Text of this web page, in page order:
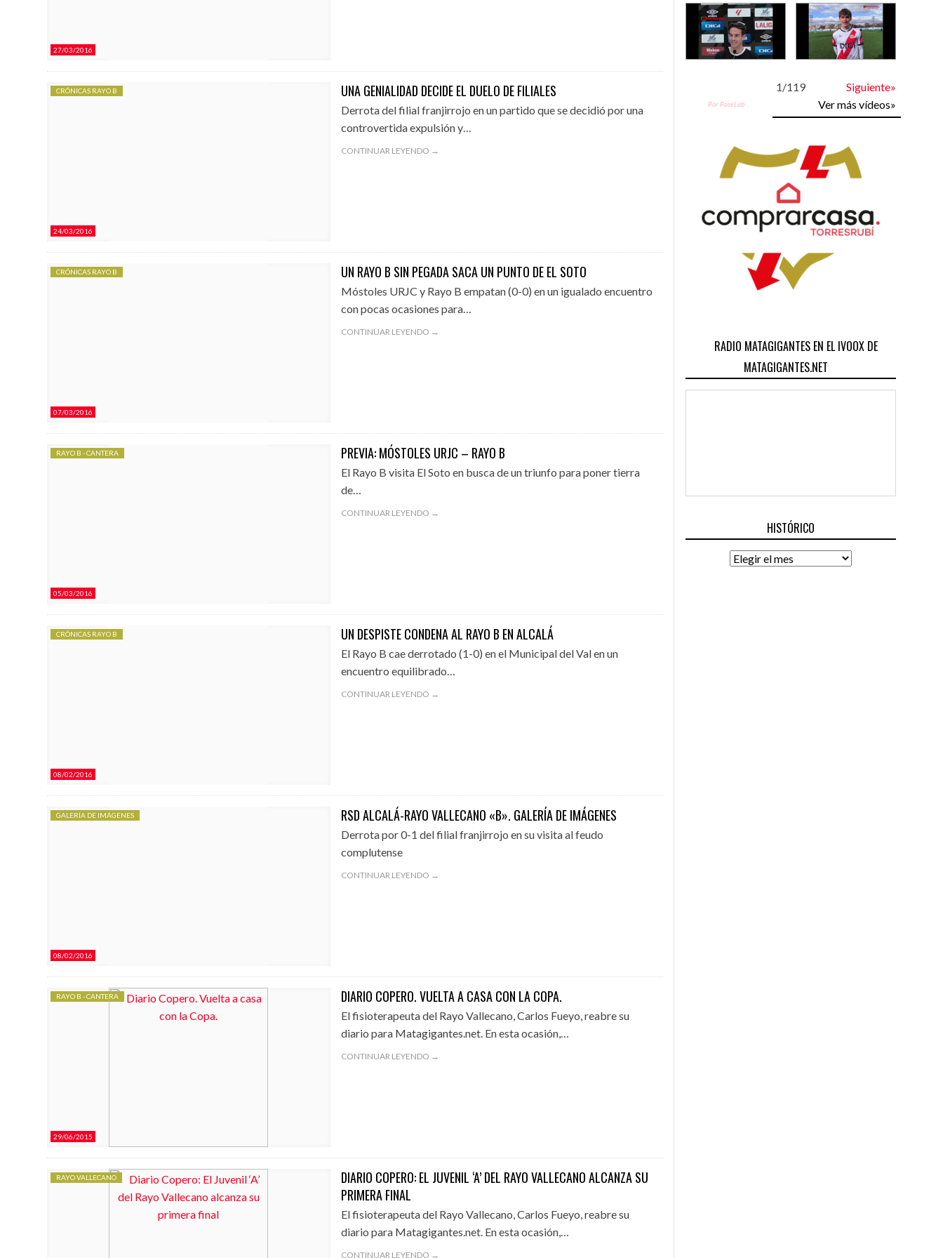
27/03/2016
24/03/2016
CRÓNICAS RAYO B UNA GENIALIDAD DECIDE EL DUELO DE FILIALES
Derrota del filial franjirrojo en un partido que se decidió por una
controvertida expulsión y…
CONTINUAR LEYENDO →
07/03/2016
CRÓNICAS RAYO B UN RAYO B SIN PEGADA SACA UN PUNTO DE EL SOTO
Móstoles URJC y Rayo B empatan (0-0) en un igualado encuentro
con pocas ocasiones para…
CONTINUAR LEYENDO →
05/03/2016
RAYO B - CANTERA PREVIA: MÓSTOLES URJC – RAYO B
El Rayo B visita El Soto en busca de un triunfo para poner tierra
de…
CONTINUAR LEYENDO →
08/02/2016
CRÓNICAS RAYO B UN DESPISTE CONDENA AL RAYO B EN ALCALÁ
El Rayo B cae derrotado (1-0) en el Municipal del Val en un
encuentro equilibrado…
CONTINUAR LEYENDO →
08/02/2016
GALERÍA DE IMÁGENES RSD ALCALÁ-RAYO VALLECANO «B». GALERÍA DE IMÁGENES
Derrota por 0-1 del filial franjirrojo en su visita al feudo
complutense
CONTINUAR LEYENDO →
29/06/2015
RAYO B - CANTERA DIARIO COPERO. VUELTA A CASA CON LA COPA.
El fisioterapeuta del Rayo Vallecano, Carlos Fueyo, reabre su
diario para Matagigantes.net. En esta ocasión,…
CONTINUAR LEYENDO →
RAYO VALLECANO
DIARIO COPERO: EL JUVENIL ‘A’ DEL RAYO VALLECANO ALCANZA SU
PRIMERA FINAL
El fisioterapeuta del Rayo Vallecano, Carlos Fueyo, reabre su
diario para Matagigantes.net. En esta ocasión,…
CONTINUAR LEYENDO →
1/119 Siguiente»
Por PoseLab Ver más vídeos»
RADIO MATAGIGANTES EN EL IVOOX DE
MATAGIGANTES.NET
HISTÓRICO
Histórico